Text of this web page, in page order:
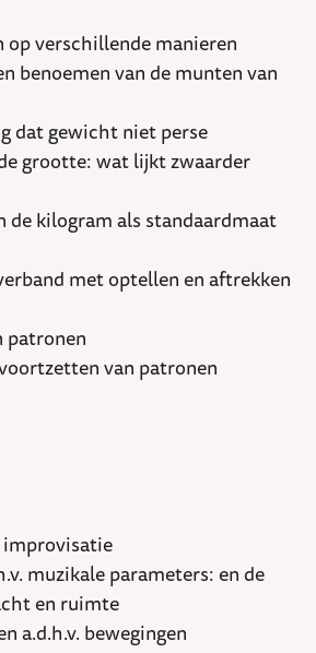
op verschillende manieren
benoemen van de munten van
dat gewicht niet perse
grootte: wat lijkt zwaarder
de kilogram als standaardmaat
met optellen en aftrekken
patronen
van patronen
muzikale parameters: en de
en ruimte
a.d.h.v. bewegingen